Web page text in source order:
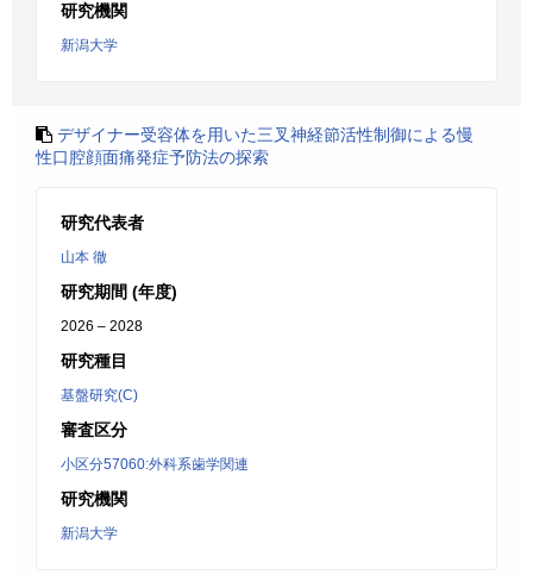
研究機関
新潟大学
デザイナー受容体を用いた三叉神経節活性制御による慢
性口腔顔面痛発症予防法の探索
研究代表者
山本 徹
研究期間 (年度)
2026 – 2028
研究種目
基盤研究(C)
審査区分
小区分57060:外科系歯学関連
研究機関
新潟大学